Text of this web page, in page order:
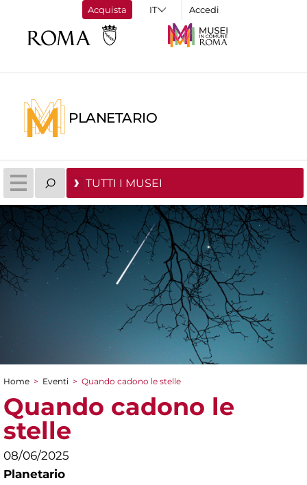
Acquista Accedi
PLANETARIO
TUTTI I MUSEI
Tu sei qui
Home > Eventi > Quando cadono le stelle
Quando cadono le
stelle
08/06/2025
Planetario